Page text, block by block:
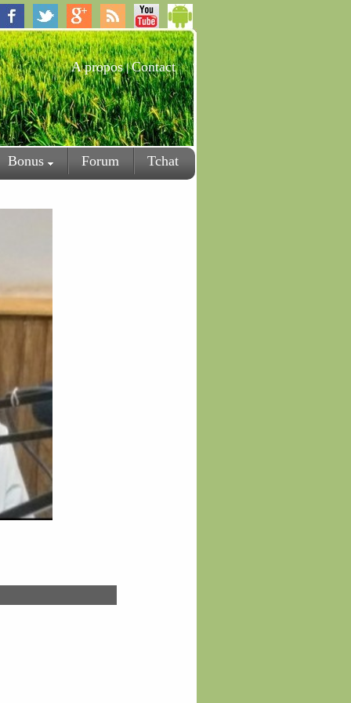
A propos|Contact
Bonus Forum Tchat